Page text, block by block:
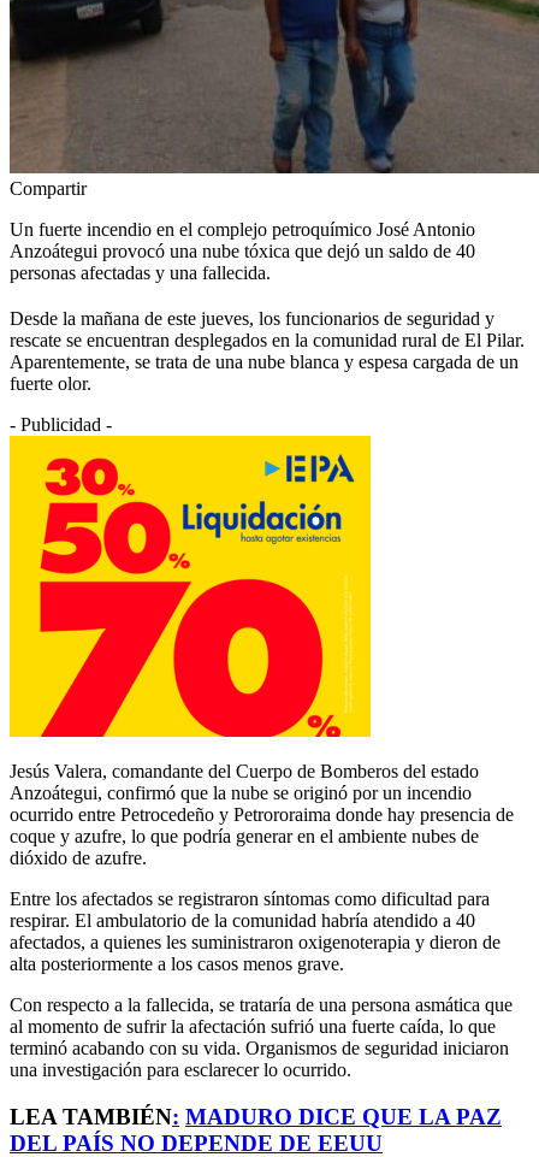
Compartir
Un fuerte incendio en el complejo petroquímico José Antonio
Anzoátegui provocó una nube tóxica que dejó un saldo de 40
personas afectadas y una fallecida.
Desde la mañana de este jueves, los funcionarios de seguridad y
rescate se encuentran desplegados en la comunidad rural de El Pilar.
Aparentemente, se trata de una nube blanca y espesa cargada de un
fuerte olor.
- Publicidad -
Jesús Valera, comandante del Cuerpo de Bomberos del estado
Anzoátegui, confirmó que la nube se originó por un incendio
ocurrido entre Petrocedeño y Petrororaima donde hay presencia de
coque y azufre, lo que podría generar en el ambiente nubes de
dióxido de azufre.
Entre los afectados se registraron síntomas como dificultad para
respirar. El ambulatorio de la comunidad habría atendido a 40
afectados, a quienes les suministraron oxigenoterapia y dieron de
alta posteriormente a los casos menos grave.
Con respecto a la fallecida, se trataría de una persona asmática que
al momento de sufrir la afectación sufrió una fuerte caída, lo que
terminó acabando con su vida. Organismos de seguridad iniciaron
una investigación para esclarecer lo ocurrido.
LEA TAMBIÉN: MADURO DICE QUE LA PAZ
DEL PAÍS NO DEPENDE DE EEUU